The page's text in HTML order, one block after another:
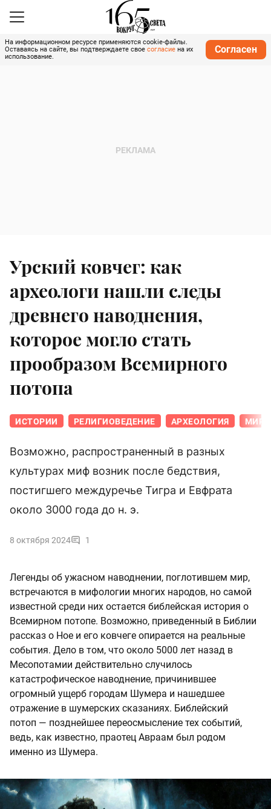
На информационном ресурсе применяются cookie-файлы.
Оставаясь на сайте, вы подтверждаете свое согласие на их
использование.
Согласен
Урский ковчег: как
археологи нашли следы
древнего наводнения,
которое могло стать
прообразом Всемирного
потопа
ИСТОРИИ РЕЛИГИОВЕДЕНИЕ АРХЕОЛОГИЯ
Возможно, распространенный в разных
культурах миф возник после бедствия,
постигшего междуречье Тигра и Евфрата
около 3000 года до н. э.
8 октября 2024 1
Легенды об ужасном наводнении, поглотившем мир,
встречаются в мифологии многих народов, но самой
известной среди них остается библейская история о
Всемирном потопе. Возможно, приведенный в Библии
рассказ о Ное и его ковчеге опирается на реальные
события. Дело в том, что около 5000 лет назад в
Месопотамии действительно случилось
катастрофическое наводнение, причинившее
огромный ущерб городам Шумера и нашедшее
отражение в шумерских сказаниях. Библейский
потоп — позднейшее переосмысление тех событий,
ведь, как известно, праотец Авраам был родом
именно из Шумера.